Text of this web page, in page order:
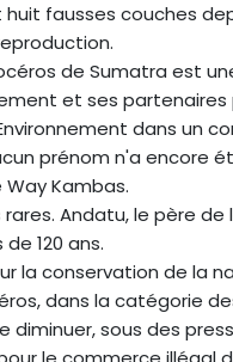
fausses couches
de Sumatra est
et ses
dans un
prénom n'a encore
Kambas.
Andatu, le père
120 ans.
la conservation de la
dans la catégorie
diminuer, sous des